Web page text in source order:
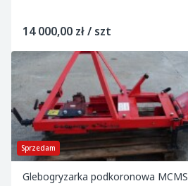
14 000,00 zł / szt
Sprzedam
Glebogryzarka podkoronowa MCMS